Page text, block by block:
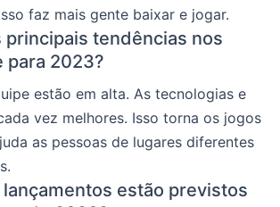
faz mais gente baixar e jogar.
principais tendências nos
para 2023?
estão em alta. As tecnologias e
vez melhores. Isso torna os jogos
as pessoas de lugares diferentes
lançamentos estão previstos